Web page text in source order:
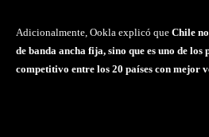
Adicionalmente, Ookla explicó que Chile
de banda ancha fija, sino que es uno de los
competitivo entre los 20 países con mejor